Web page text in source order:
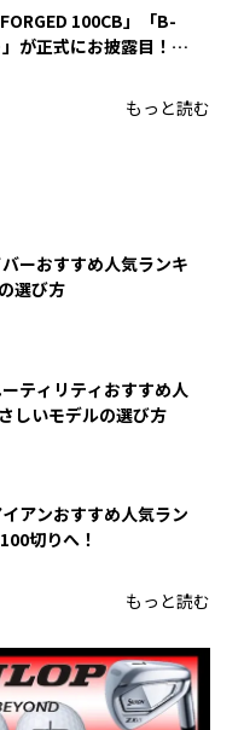
100CB」「B-
」が正式にお披露目！
もっと読む
ーおすすめ人気ランキ
選び方
ーティリティおすすめ人
しいモデルの選び方
イアンおすすめ人気ラン
切りへ！
もっと読む